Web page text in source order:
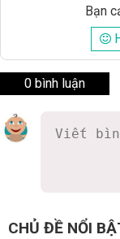
Bạn
0 bình luận
CHỦ ĐỀ NỔI